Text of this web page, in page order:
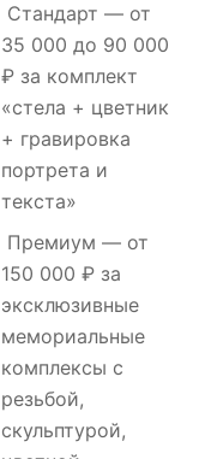
Стандарт — от
35 000 до 90 000
₽ за комплект
«стела + цветник
+ гравировка
портрета и
текста»
Премиум — от
150 000 ₽ за
эксклюзивные
мемориальные
комплексы с
резьбой,
скульптурой,